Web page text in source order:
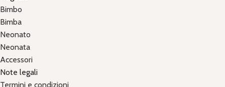
Bimbo
Bimba
Neonato
Neonata
Accessori
Note legali
Termini e condizioni